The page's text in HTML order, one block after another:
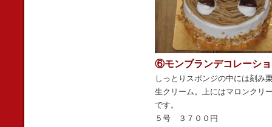
⑥モンブランデコレーシ
しっとりスポンジの中には刻み
生クリーム。上にはマロンクリ
です。
５号 ３７００円